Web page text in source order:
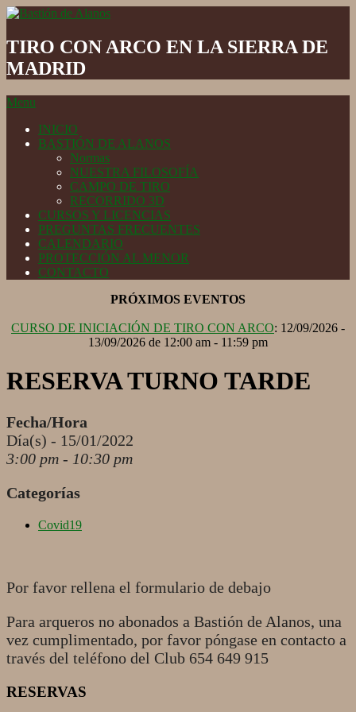
Skip
content
de
Alanos
TIRO CON ARCO EN LA SIERRA DE
MADRID
Secondary
Menu
Menu
INICIO
BASTIÓN DE ALANOS
Normas
NUESTRA FILOSOFÍA
CAMPO DE TIRO
RECORRIDO 3D
CURSOS Y LICENCIAS
PREGUNTAS FRECUENTES
CALENDARIO
PROTECCIÓN AL MENOR
CONTACTO
PRÓXIMOS EVENTOS
CURSO DE INICIACIÓN DE TIRO CON ARCO: 12/09/2026 -
13/09/2026 de 12:00 am - 11:59 pm
RESERVA TURNO TARDE
Fecha/Hora
Día(s) - 15/01/2022
3:00 pm - 10:30 pm
Categorías
Covid19
Por favor rellena el formulario de debajo
Para arqueros no abonados a Bastión de Alanos, una
vez cumplimentado, por favor póngase en contacto a
través del teléfono del Club 654 649 915
RESERVAS